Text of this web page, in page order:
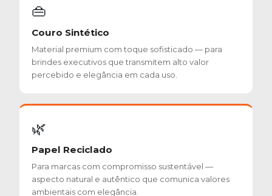
👜
Couro Sintético
Material premium com toque sofisticado — para
brindes executivos que transmitem alto valor
percebido e elegância em cada uso.
🌿
Papel Reciclado
Para marcas com compromisso sustentável —
aspecto natural e autêntico que comunica valores
ambientais com elegância.